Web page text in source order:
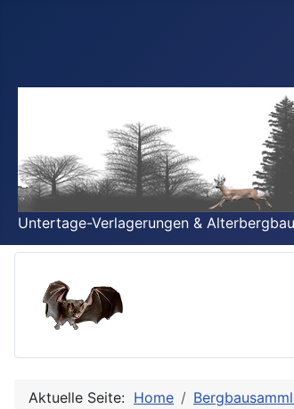
Untertage-Verlagerungen & Alterbergbau
Aktuelle Seite: Home